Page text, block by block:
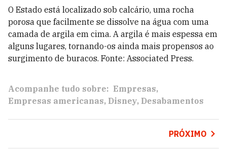
O Estado está localizado sob calcário, uma rocha
porosa que facilmente se dissolve na água com uma
camada de argila em cima. A argila é mais espessa em
alguns lugares, tornando-os ainda mais propensos ao
surgimento de buracos. Fonte: Associated Press.
Acompanhe tudo sobre: Empresas
Empresas americanas Disney Desabamentos
PRÓXIMO